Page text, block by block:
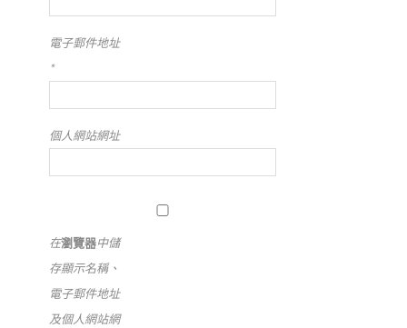
電子郵件地址
*
個人網站網址
在瀏覽器中儲
存顯示名稱、
電子郵件地址
及個人網站網